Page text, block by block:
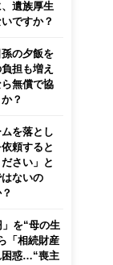
遺族厚生
ですか？
の夕飯を
担も増え
無償で協
？
を落とし
頼すると
さい」と
ないの
を“母の生
「相続財産
困惑…“喪主